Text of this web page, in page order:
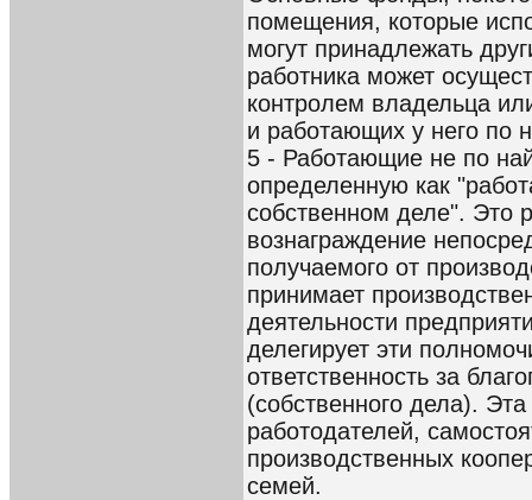
помещения, которые
могут принадлежать
работника может
контролем владельца
и работающих у него по
5 - Работающие не по
определенную как
собственном деле". Это
вознаграждение
получаемого от
принимает
деятельности
делегирует эти
ответственность за
(собственного дела).
работодателей,
производственных
семей.